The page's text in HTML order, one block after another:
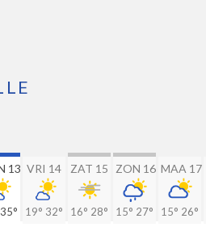
13
35°
VRI 14
19° 32°
ZAT 15
16° 28°
ZON 16
15° 27°
MAA 17
15° 26°